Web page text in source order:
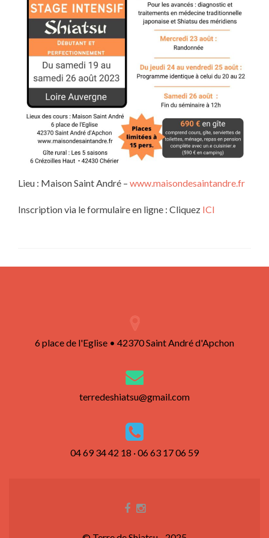
Lieu : Maison Saint André – www.maisondesaintandre.fr
Inscription via le formulaire en ligne : Cliquez ICI
6 place de l'Eglise • 42370 Saint André d'Apchon
terredeshiatsu@gmail.com
04 69 34 42 18 · 06 63 17 06 59